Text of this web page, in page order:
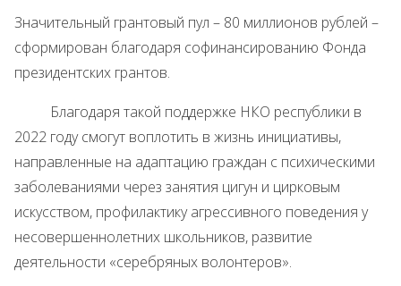
Значительный грантовый пул – 80 миллионов рублей –
сформирован благодаря софинансированию Фонда
президентских грантов.
Благодаря такой поддержке НКО республики в
2022 году смогут воплотить в жизнь инициативы,
направленные на адаптацию граждан с психическими
заболеваниями через занятия цигун и цирковым
искусством, профилактику агрессивного поведения у
несовершеннолетних школьников, развитие
деятельности «серебряных волонтеров».